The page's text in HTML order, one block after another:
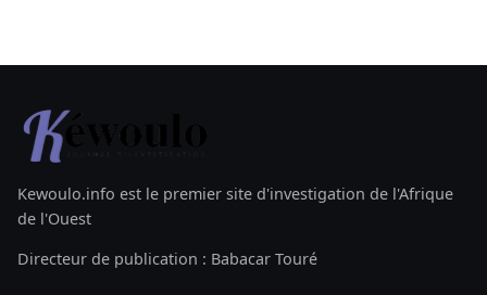
Kewoulo.info est le premier site d'investigation de l'Afrique
de l'Ouest
Directeur de publication : Babacar Touré